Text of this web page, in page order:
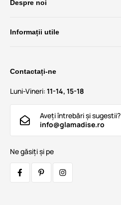
Despre noi
Informații utile
Contactați-ne
Luni-Vineri: 11-14, 15-18
Aveți întrebări și sugestii?
info@glamadise.ro
Ne găsiți și pe